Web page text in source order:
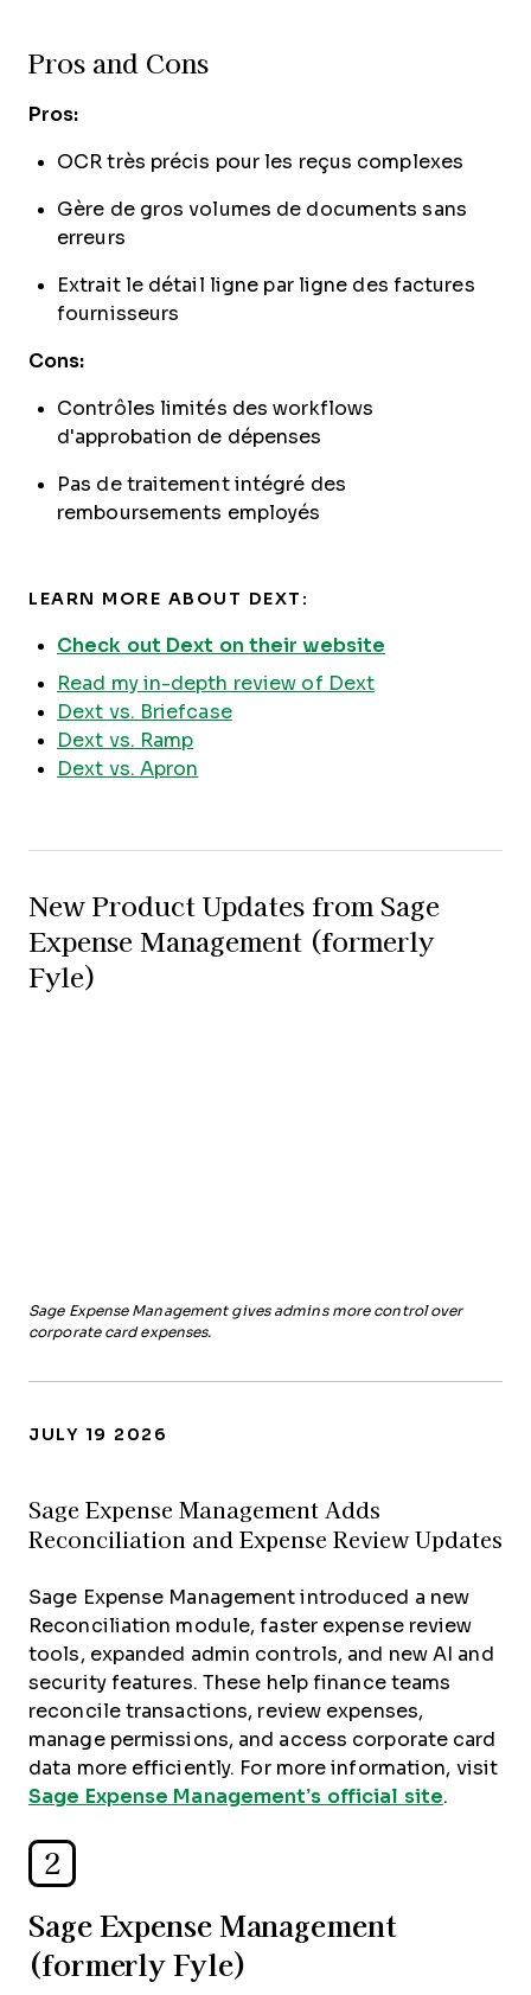
Pros and Cons
Pros:
OCR très précis pour les reçus complexes
Gère de gros volumes de documents sans
erreurs
Extrait le détail ligne par ligne des factures
fournisseurs
Cons:
Contrôles limités des workflows
d'approbation de dépenses
Pas de traitement intégré des
remboursements employés
LEARN MORE ABOUT DEXT:
Check out Dext on their website
Read my in-depth review of Dext
Dext vs. Briefcase
Dext vs. Ramp
Dext vs. Apron
2
Sage Expense Management
(formerly Fyle)
New Product Updates from Sage
Expense Management (formerly
Fyle)
Sage Expense Management gives admins more control over
corporate card expenses.
JULY 19 2026
Sage Expense Management Adds
Reconciliation and Expense Review Updates
Sage Expense Management introduced a new
Reconciliation module, faster expense review
tools, expanded admin controls, and new AI and
security features. These help finance teams
reconcile transactions, review expenses,
manage permissions, and access corporate card
data more efficiently. For more information, visit
Sage Expense Management’s official site.